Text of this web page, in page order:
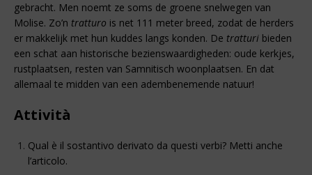
gebracht. Men noemt ze soms de groene snelwegen van
Molise. Zo’n tratturo is net 111 meter breed, zodat de herders
er makkelijk met hun kuddes langs konden. De tratturi bieden
een schat aan historische bezienswaardigheden: oude kerkjes,
rustplaatsen, resten van Samnitisch woonplaatsen. En dat
allemaal te midden van een adembenemende natuur!
Attività
Qual è il sostantivo derivato da questi verbi? Metti anche
l’articolo.